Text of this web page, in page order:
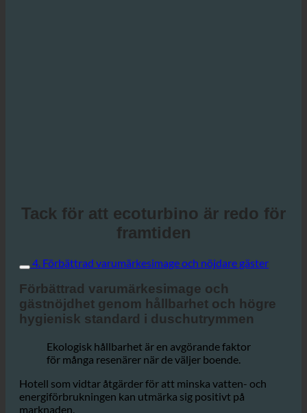
framtiden
4. Förbättrad varumärkesimage och nöjdare gäster
Förbättrad varumärkesimage och
hygienisk standard i duschutrymmen
Ekologisk hållbarhet är en avgörande faktor
för många resenärer när de väljer boende.